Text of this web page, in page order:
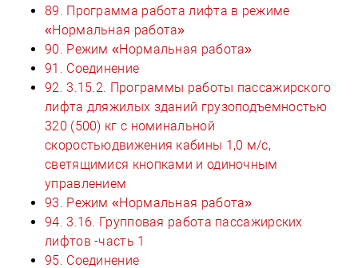
89. Программа работа лифта в режиме
«Нормальная работа»
90. Режим «Нормальная работа»
91. Соединение
92. 3.15.2. Программы работы пассажирского
лифта дляжилых зданий грузоподъемностью
320 (500) кг с номинальной
скоростьюдвижения кабины 1,0 м/с,
светящимися кнопками и одиночным
управлением
93. Режим «Нормальная работа»
94. 3.16. Групповая работа пассажирских
лифтов -часть 1
95. Соединение